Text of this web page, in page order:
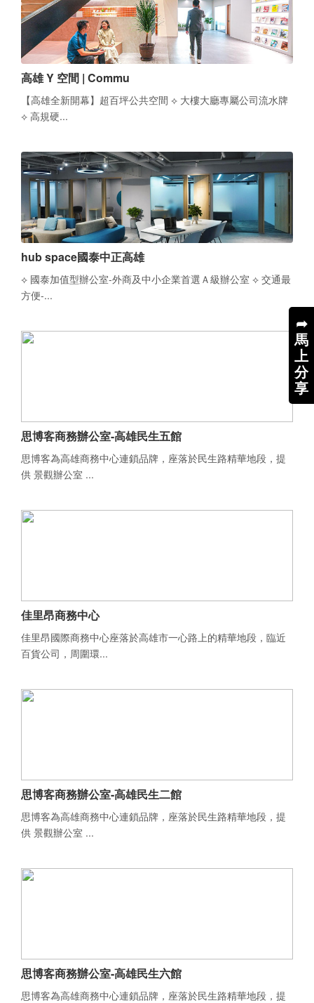
➦
馬
上
分
享
高雄 Y 空間 | Commu
【高雄全新開幕】超百坪公共空間 ⟡ 大樓大廳專屬公司流水牌
⟡ 高規硬...
hub space國泰中正高雄
⟡ 國泰加值型辦公室-外商及中小企業首選Ａ級辦公室 ⟡ 交通最
方便-...
思博客商務辦公室-高雄民生五館
思博客為高雄商務中心連鎖品牌，座落於民生路精華地段，提
供 景觀辦公室 ...
佳里昂商務中心
佳里昂國際商務中心座落於高雄市一心路上的精華地段，臨近
百貨公司，周圍環...
思博客商務辦公室-高雄民生二館
思博客為高雄商務中心連鎖品牌，座落於民生路精華地段，提
供 景觀辦公室 ...
思博客商務辦公室-高雄民生六館
思博客為高雄商務中心連鎖品牌，座落於民生路精華地段，提